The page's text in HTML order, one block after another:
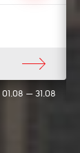
01.08 — 31.08